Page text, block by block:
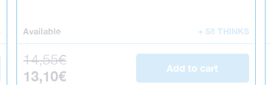
Available + 58 THINKS
Regular price
14,55€
Sale price
13,10€
Add to cart